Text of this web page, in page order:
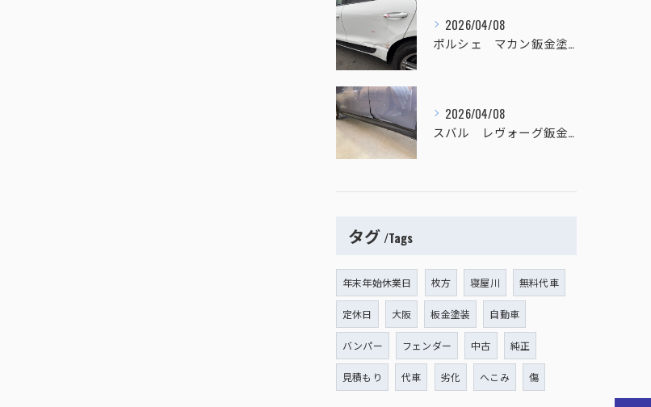
2026/04/08
ポルシェ マカン鈑金塗装
2026/04/08
スバル レヴォーグ鈑金塗装
タグ Tags
年末年始休業日 枚方 寝屋川 無料代車
定休日 大阪 板金塗装 自動車
バンパー フェンダー 中古 純正
見積もり 代車 劣化 へこみ 傷